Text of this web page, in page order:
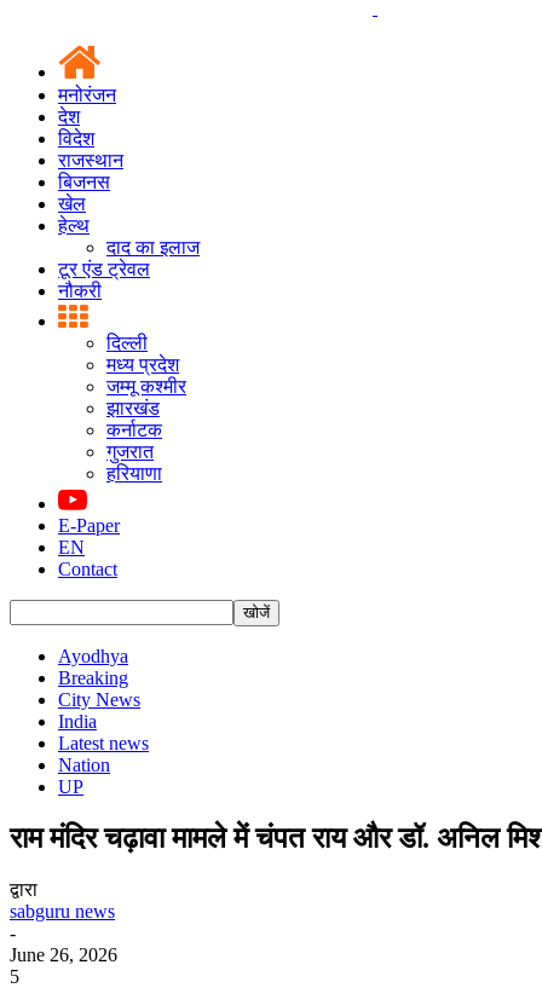
मनोरंजन
देश
विदेश
राजस्थान
बिजनस
खेल
हेल्थ
दाद का इलाज
टूर एंड ट्रेवल
नौकरी
दिल्ली
मध्य प्रदेश
जम्मू कश्मीर
झारखंड
कर्नाटक
गुजरात
हरियाणा
E-Paper
EN
Contact
Ayodhya
Breaking
City News
India
Latest news
Nation
UP
राम मंदिर चढ़ावा मामले में चंपत राय और डॉ. अनिल
द्वारा
sabguru news
-
June 26, 2026
5